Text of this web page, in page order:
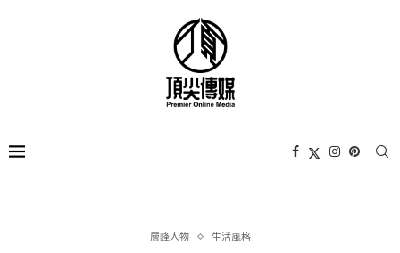
層峰⼈物 生活風格